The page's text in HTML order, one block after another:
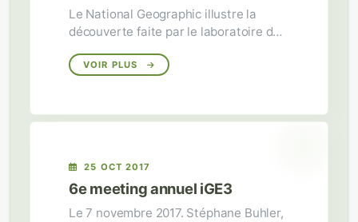
Le National Geographic illustre la
découverte faite par le laboratoire de
VOIR PLUS
25 OCT 2017
6e meeting annuel iGE3
Le 7 novembre 2017. Stéphane Buhler,